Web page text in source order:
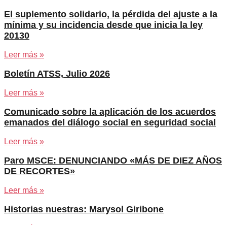
El suplemento solidario, la pérdida del ajuste a la
mínima y su incidencia desde que inicia la ley
20130
Leer más »
Boletín ATSS, Julio 2026
Leer más »
Comunicado sobre la aplicación de los acuerdos
emanados del diálogo social en seguridad social
Leer más »
Paro MSCE: DENUNCIANDO «MÁS DE DIEZ AÑOS
DE RECORTES»
Leer más »
Historias nuestras: Marysol Giribone